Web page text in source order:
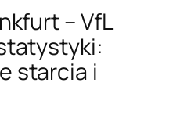
– VfL
starcia i